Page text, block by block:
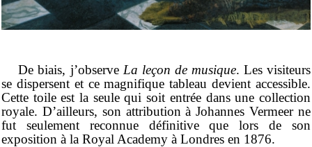
De biais, j’observe La leçon de musique. Les visiteurs
se dispersent et ce magnifique tableau devient accessible.
Cette toile est la seule qui soit entrée dans une collection
royale. D’ailleurs, son attribution à Johannes Vermeer ne
fut seulement reconnue définitive que lors de son
exposition à la Royal Academy à Londres en 1876.